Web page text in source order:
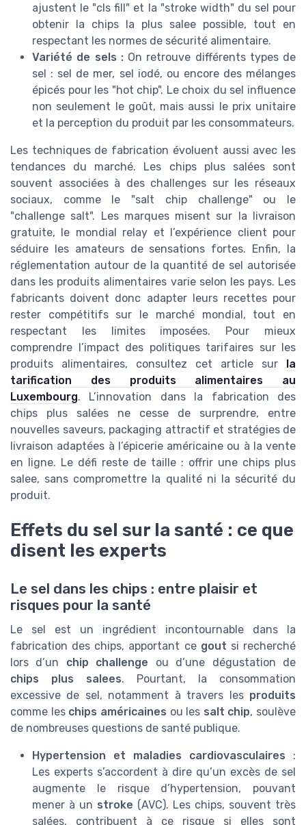
ajustent le "cls fill" et la "stroke width" du sel pour
obtenir la chips la plus salee possible, tout en
respectant les normes de sécurité alimentaire.
Variété de sels :On retrouve différents types de
sel : sel de mer, sel iodé, ou encore des mélanges
épicés pour les "hot chip". Le choix du sel influence
non seulement le goût, mais aussi le prix unitaire
et la perception du produit par les consommateurs.
Les techniques de fabrication évoluent aussi avec les
tendances du marché. Les chips plus salées sont
souvent associées à des challenges sur les réseaux
sociaux, comme le "salt chip challenge" ou le
"challenge salt". Les marques misent sur la livraison
gratuite, le mondial relay et l’expérience client pour
séduire les amateurs de sensations fortes. Enfin, la
réglementation autour de la quantité de sel autorisée
dans les produits alimentaires varie selon les pays. Les
fabricants doivent donc adapter leurs recettes pour
rester compétitifs sur le marché mondial, tout en
respectant les limites imposées. Pour mieux
comprendre l’impact des politiques tarifaires sur les
produits alimentaires, consultez cet article sur
la
tarification des produits alimentaires au
Luxembourg. L’innovation dans la fabrication des
chips plus salées ne cesse de surprendre, entre
nouvelles saveurs, packaging attractif et stratégies de
livraison adaptées à l’épicerie américaine ou à la vente
en ligne. Le défi reste de taille : offrir une chips plus
salee, sans compromettre la qualité ni la sécurité du
produit.
Effets du sel sur la santé : ce que
disent les experts
Le sel dans les chips : entre plaisir et
risques pour la santé
Le sel est un ingrédient incontournable dans la
fabrication des chips, apportant ce gout si recherché
lors d’un chip challenge ou d’une dégustation de
chips plus salees. Pourtant, la consommation
excessive de sel, notamment à travers les produits
comme les chips américaines ou les salt chip, soulève
de nombreuses questions de santé publique.
Hypertension et maladies cardiovasculaires :
Les experts s’accordent à dire qu’un excès de sel
augmente le risque d’hypertension, pouvant
mener à un stroke (AVC). Les chips, souvent très
salées, contribuent à ce risque si elles sont